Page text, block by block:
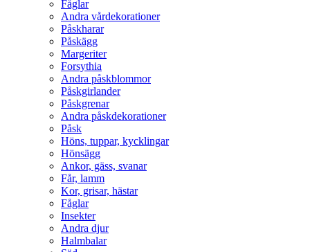
Fåglar
Andra vårdekorationer
Påskharar
Påskägg
Margeriter
Forsythia
Andra påskblommor
Påskgirlander
Påskgrenar
Andra påskdekorationer
Påsk
Höns, tuppar, kycklingar
Hönsägg
Ankor, gäss, svanar
Får, lamm
Kor, grisar, hästar
Fåglar
Insekter
Andra djur
Halmbalar